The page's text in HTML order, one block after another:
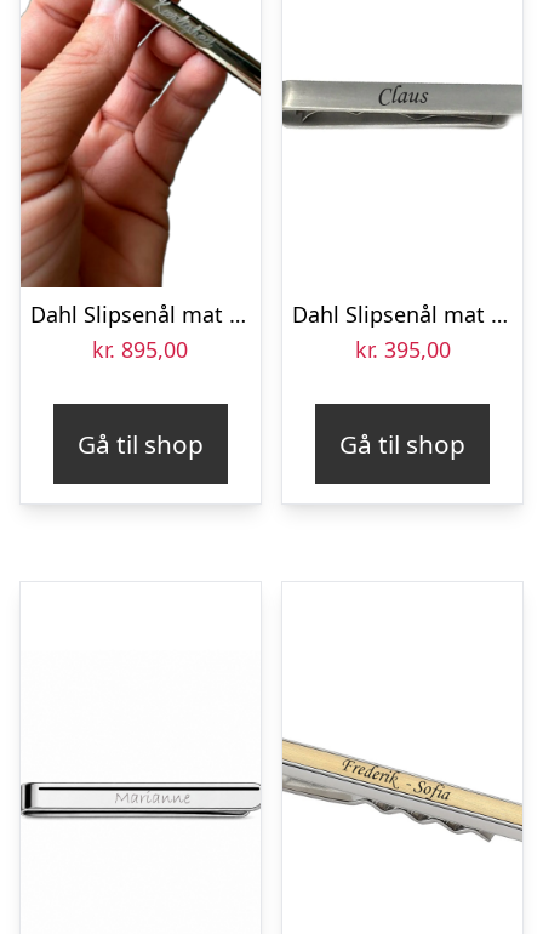
Dahl Slipsenål mat sølv 65 mm – fast gravering ( Kærlighed )
kr. 895,00
Gå til shop
Dahl Slipsenål mat stål 70 mm
kr. 395,00
Gå til shop